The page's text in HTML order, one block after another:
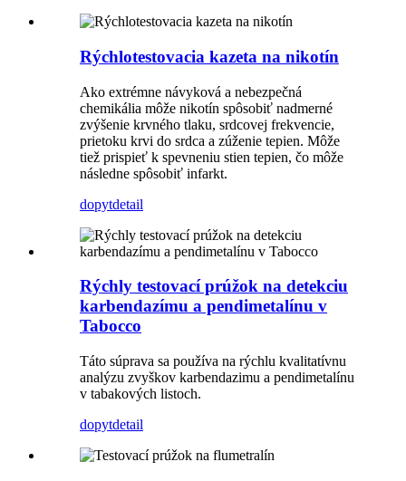
Rýchlotestovacia kazeta na nikotín
Ako extrémne návyková a nebezpečná
chemikália môže nikotín spôsobiť nadmerné
zvýšenie krvného tlaku, srdcovej frekvencie,
prietoku krvi do srdca a zúženie tepien. Môže
tiež prispieť k spevneniu stien tepien, čo môže
následne spôsobiť infarkt.
dopytdetail
Rýchly testovací prúžok na detekciu
karbendazímu a pendimetalínu v
Tabocco
Táto súprava sa používa na rýchlu kvalitatívnu
analýzu zvyškov karbendazimu a pendimetalínu
v tabakových listoch.
dopytdetail